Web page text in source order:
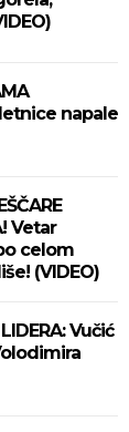
napale
Vetar
celom
(VIDEO)
Vučić